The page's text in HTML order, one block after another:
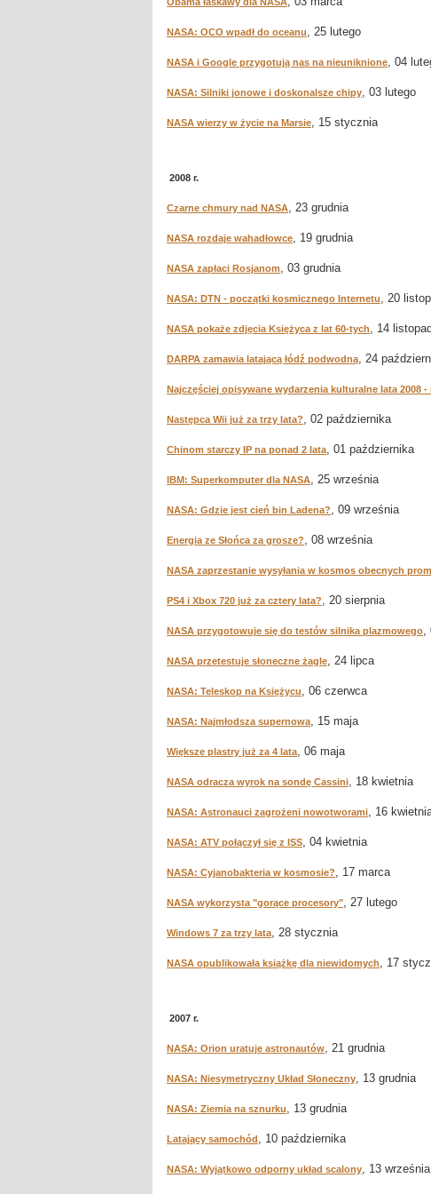
NASA: OCO wpadł do oceanu, 25 lutego
NASA i Google przygotują nas na nieuniknione, 04
NASA: Silniki jonowe i doskonalsze chipy, 03 lutego
NASA wierzy w życie na Marsie, 15 stycznia
2008 r.
Czarne chmury nad NASA, 23 grudnia
NASA rozdaje wahadłowce, 19 grudnia
NASA zapłaci Rosjanom, 03 grudnia
NASA: DTN - początki kosmicznego Internetu, 20
NASA pokaże zdjęcia Księżyca z lat 60-tych, 14
DARPA zamawia latającą łódź podwodną, 24
Najczęściej opisywane wydarzenia kulturalne lata 2008
Następca Wii już za trzy lata?, 02 października
Chinom starczy IP na ponad 2 lata, 01 października
IBM: Superkomputer dla NASA, 25 września
NASA: Gdzie jest cień bin Ladena?, 09 września
Energia ze Słońca za grosze?, 08 września
NASA zaprzestanie wysyłania w kosmos obecnych
PS4 i Xbox 720 już za cztery lata?, 20 sierpnia
NASA przygotowuje się do testów silnika plazmowego,
NASA przetestuje słoneczne żagle, 24 lipca
NASA: Teleskop na Księżycu, 06 czerwca
NASA: Najmłodsza supernowa, 15 maja
Większe plastry już za 4 lata, 06 maja
NASA odracza wyrok na sondę Cassini, 18 kwietnia
NASA: Astronauci zagrożeni nowotworami, 16
NASA: ATV połączył się z ISS, 04 kwietnia
NASA: Cyjanobakteria w kosmosie?, 17 marca
NASA wykorzysta "gorące procesory", 27 lutego
Windows 7 za trzy lata, 28 stycznia
NASA opublikowała książkę dla niewidomych, 17
2007 r.
NASA: Orion uratuje astronautów, 21 grudnia
NASA: Niesymetryczny Układ Słoneczny, 13 grudnia
NASA: Ziemia na sznurku, 13 grudnia
Latający samochód, 10 października
NASA: Wyjątkowo odporny układ scalony, 13 września